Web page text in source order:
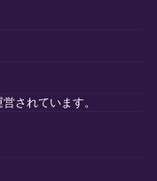
されています。